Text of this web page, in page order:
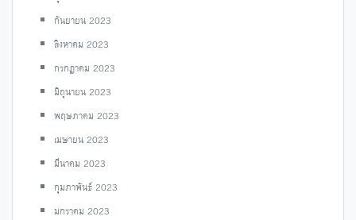
กันยายน 2023
สิงหาคม 2023
กรกฎาคม 2023
มิถุนายน 2023
พฤษภาคม 2023
เมษายน 2023
มีนาคม 2023
กุมภาพันธ์ 2023
มกราคม 2023